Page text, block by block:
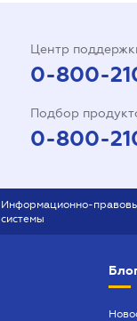
Центр
0-800-
Подбор
0-800-
Информационно-
системы